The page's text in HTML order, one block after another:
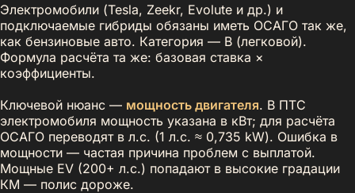
Электромобили (Tesla, Zeekr, Evolute и др.) и
подключаемые гибриды обязаны иметь ОСАГО так же,
как бензиновые авто. Категория — B (легковой).
Формула расчёта та же: базовая ставка ×
коэффициенты.
Ключевой нюанс — мощность двигателя. В ПТС
электромобиля мощность указана в кВт; для расчёта
ОСАГО переводят в л.с. (1 л.с. ≈ 0,735 kW). Ошибка в
мощности — частая причина проблем с выплатой.
Мощные EV (200+ л.с.) попадают в высокие градации
КМ — полис дороже.